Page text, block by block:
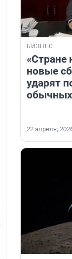
БИЗНЕС
«Стране
новые
ударят
22 апреля,